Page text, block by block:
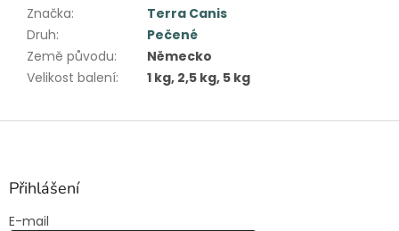
Značka:
Terra Canis
Druh:
Pečené
Země původu:
Německo
Velikost balení: 1 kg, 2,5 kg, 5 kg
Z
Přihlášení
E-mail